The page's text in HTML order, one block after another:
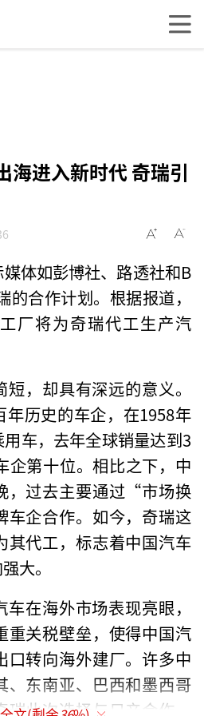
海进入新时代 奇瑞引
体如彭博社、路透社和B
的合作计划。根据报道，
厂将为奇瑞代工生产汽
，却具有深远的意义。
年历史的车企，在1958年
车，去年全球销量达到3
企第十位。相比之下，中
，过去主要通过“市场换
企合作。如今，奇瑞这
其代工，标志着中国汽车
大。
在海外市场表现亮眼，
重关税壁垒，使得中国汽
口转向海外建厂。许多中
、东南亚、巴西和墨西哥
此次选择与日产合作，